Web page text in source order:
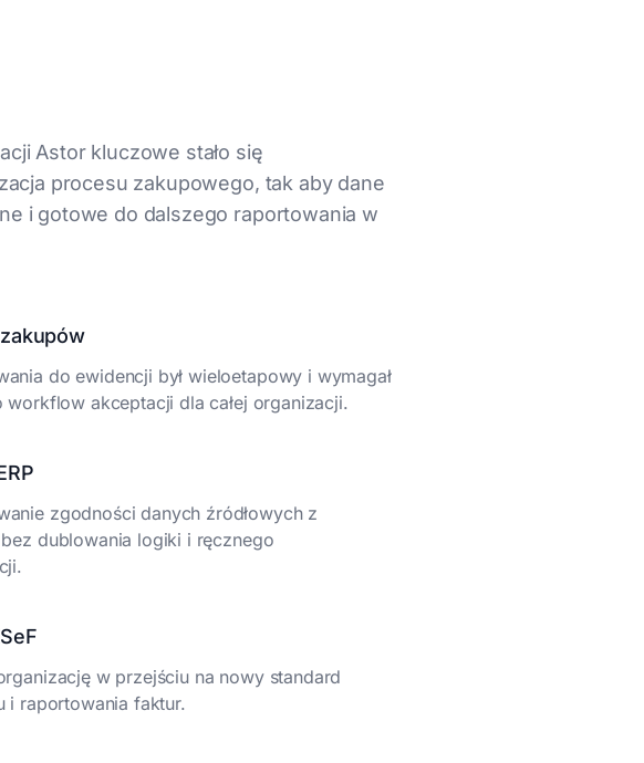
Astor kluczowe stało się
procesu zakupowego, tak aby dane
i gotowe do dalszego raportowania w
do ewidencji był wieloetapowy i wymagał
akceptacji dla całej organizacji.
zgodności danych źródłowych z
bez dublowania logiki i ręcznego
w przejściu na nowy standard
i raportowania faktur.